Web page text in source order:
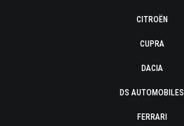
CITROËN
CUPRA
DACIA
DS AUTOMOBILES
FERRARI